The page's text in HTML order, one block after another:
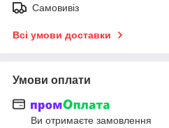
Самовивіз
Всі умови доставки
Умови оплати
Ви отримаєте замовлення